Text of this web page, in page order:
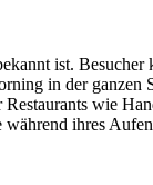
ist. Besucher
in der
wie
ihres